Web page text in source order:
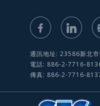
通訊地址: 23586新北
電話: 886-2-7716-
傳真: 886-2-7716-